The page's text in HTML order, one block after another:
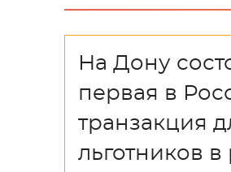
На Дону
первая в
транзакция
льготников в